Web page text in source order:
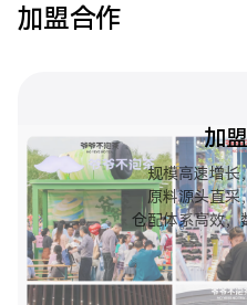
加盟合作
加
规模高速增长
原料源头直采
仓配体系高效，